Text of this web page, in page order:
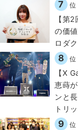
7 位
【第
の価
ロダ
8 位
【X
恵蒔
ンと
トリ
9 位